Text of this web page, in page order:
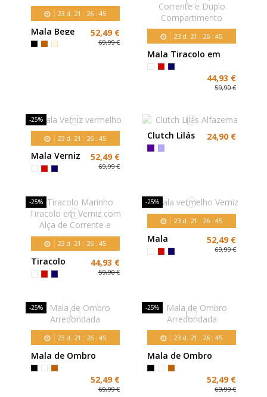
23d. 21 : 26: 43
Mala Bege
com alças
douradas
52,49 €
69,99 €
23 d. 21 : 26 :43
Mala Tiracolo em
Verniz com Alça de
Corrente e Duplo
Compartimento44,93 €
59,90 €
-25%
23d. 21 : 26: 43
Mala Verniz
vermelho
52,49 €
69,99 €
Clutch Lilás
Alfazema
24,90 €
-25%
23d. 21 : 26: 43
Tiracolo
Marinho
Tiracolo em
Alça de
Corrente e
44,93 €
59,90 €
-25%
23 d. 21 : 26 :43
Mala
vermelho
Verniz
52,49 €
69,99 €
-25%
23d. 21 : 26: 43
Mala de Ombro
Arredondada
52,49 €
69,99 €
-25%
23 d. 21 : 26 :43
Mala de Ombro
Arredondada
52,49 €
69,99 €